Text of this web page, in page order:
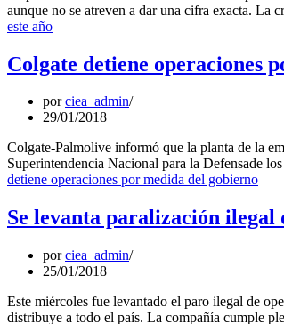
aunque no se atreven a dar una cifra exacta. La
este año
Colgate detiene operaciones
porciea_admin
29/01/2018
Colgate-Palmolive informó que la planta de la
Superintendencia Nacional para la Defensade
detiene operaciones por medida del gobierno
Se levanta paralización ilegal
porciea_admin
25/01/2018
Este miércoles fue levantado el paro ilegal de
distribuye a todo el país. La compañía cumple